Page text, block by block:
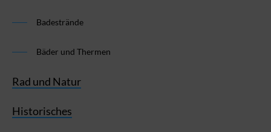
Badestrände
Bäder und Thermen
Rad und Natur
Historisches